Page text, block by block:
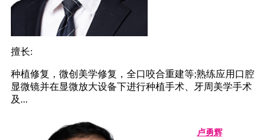
擅长:
种植修复，微创美学修复，全口咬合重建等;熟练应用口腔
显微镜并在显微放大设备下进行种植手术、牙周美学手术
及...
卢勇辉